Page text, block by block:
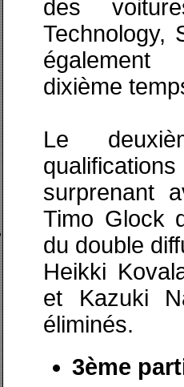
des
Technology,
dixième
Le
surprenant
Timo Glock
du double
Heikki
et Kazuki
éliminés.
3ème